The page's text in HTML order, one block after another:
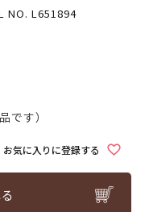
NO. L651894
です）
お気に入りに登録する